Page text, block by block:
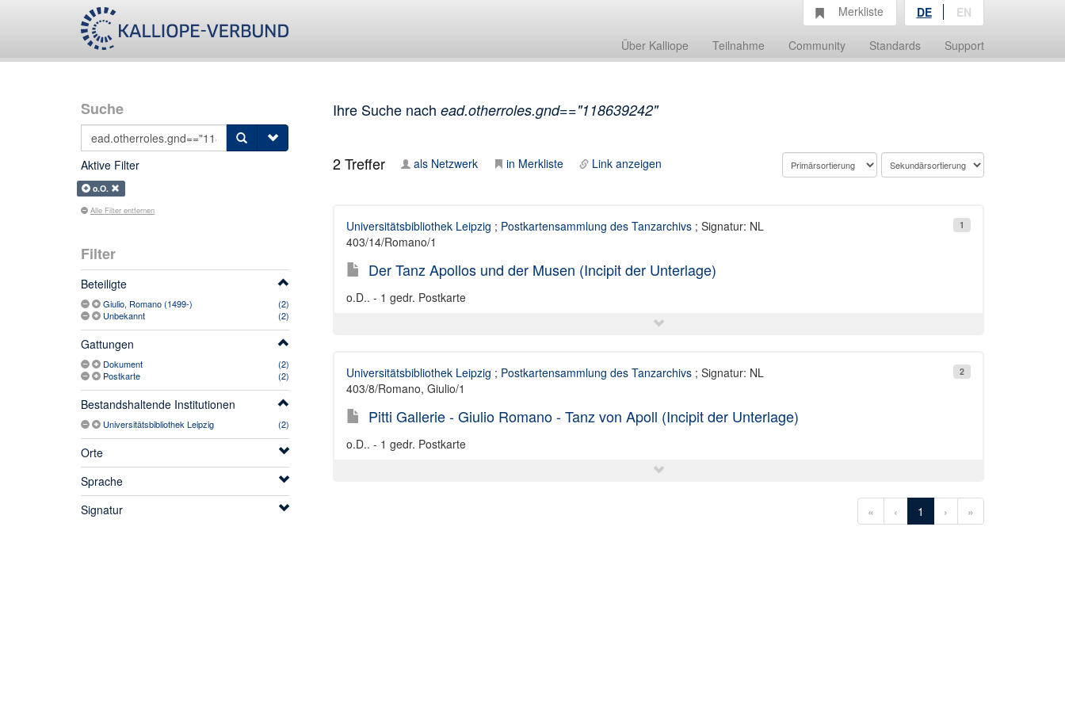
Über Kalliope Teilnahme Community Standards Support
Merkliste DE EN
Suche
Aktive Filter
o.O.
Alle Filter entfernen
Filter
Beteiligte
Giulio, Romano (1499-)
(2)
Unbekannt
(2)
Gattungen
Dokument
(2)
Postkarte
(2)
Bestandshaltende Institutionen
Universitätsbibliothek Leipzig (2)
Orte
Sprache
Signatur
Ihre Suche nach ead.otherroles.gnd=="118639242"
2Treffer als Netzwerk in Merkliste Link anzeigen
1
Universitätsbibliothek Leipzig ; Postkartensammlung des Tanzarchivs; Signatur: NL
403/14/Romano/1
Der Tanz Apollos und der Musen (Incipit der Unterlage)
o.D.. - 1 gedr. Postkarte
2
Universitätsbibliothek Leipzig ; Postkartensammlung des Tanzarchivs; Signatur: NL
403/8/Romano, Giulio/1
Pitti Gallerie - Giulio Romano - Tanz von Apoll (Incipit der Unterlage)
o.D.. - 1 gedr. Postkarte
« ‹ 1 › »